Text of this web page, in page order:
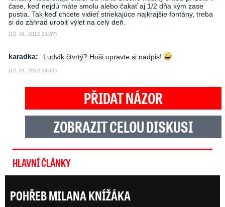
čase, keď nejdú máte smolu alebo čakať aj 1/2 dňa kým zase
pustia. Tak keď chcete vidieť striekajúce najkrajšie fontány, treba
si do záhrad urobiť výlet na celý deň.
(13. 01. 2012 12:37)
karadka: Ludvík čtvrtý? Hoši opravte si nadpis!
(12. 01. 2012 14:41)
PŘIDAT NÁZOR
ZOBRAZIT CELOU DISKUSI
HLAVNÍ ČLÁNKY
POHŘEB MILANA KNÍŽÁKA